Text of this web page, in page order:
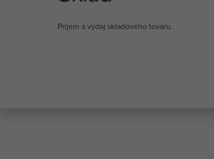
Príjem a výdaj skladového tovaru.